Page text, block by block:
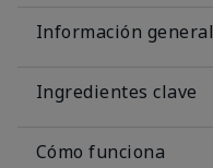
Información general
Ingredientes clave
Cómo funciona